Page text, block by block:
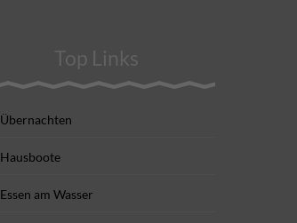
Top Links
Übernachten
Hausboote
Essen am Wasser